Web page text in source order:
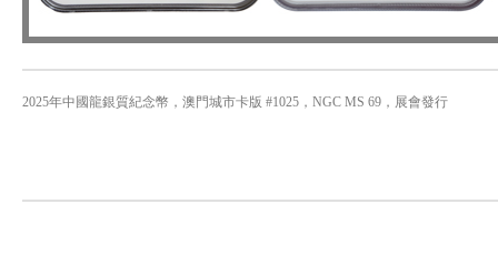
2025年中國龍銀質紀念幣，澳門城市卡版 #1025，NGC MS 69，展會發行